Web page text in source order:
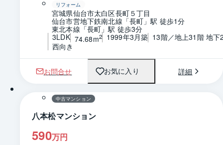
リフォーム
宮城県仙台市太白区長町５丁目
仙台市営地下鉄南北線「長町」駅 徒歩1分
東北本線「長町」駅 徒歩3分
3LDK 74.68m2 1999年3月築 13階／地上31階 地下
西向き
お問合せ お気に入り 詳細
1 / 0 間取り
中古マンション
八本松マンション
590万円